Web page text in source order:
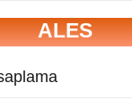
ALES